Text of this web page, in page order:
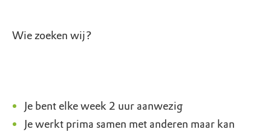
Wie zoeken wij?
Je bent elke week 2 uur aanwezig
Je werkt prima samen met anderen maar kan